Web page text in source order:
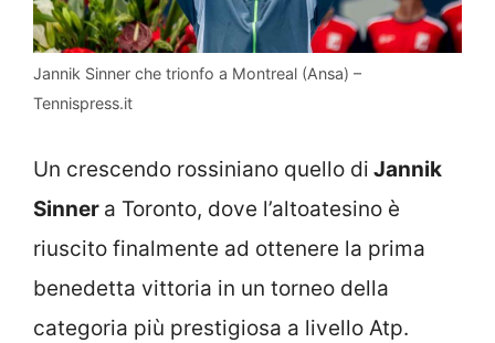
Jannik Sinner che trionfo a Montreal (Ansa) –
Tennispress.it
Un crescendo rossiniano quello di Jannik
Sinner a Toronto, dove l’altoatesino è
riuscito finalmente ad ottenere la prima
benedetta vittoria in un torneo della
categoria più prestigiosa a livello Atp.